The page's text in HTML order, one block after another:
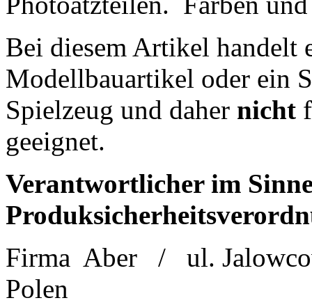
Bei diesem Artikel handelt
Modellbauartikel oder ein
Spielzeug und daher nicht
geeignet.
Verantwortlicher im
Firma Aber /
ul.
Polen